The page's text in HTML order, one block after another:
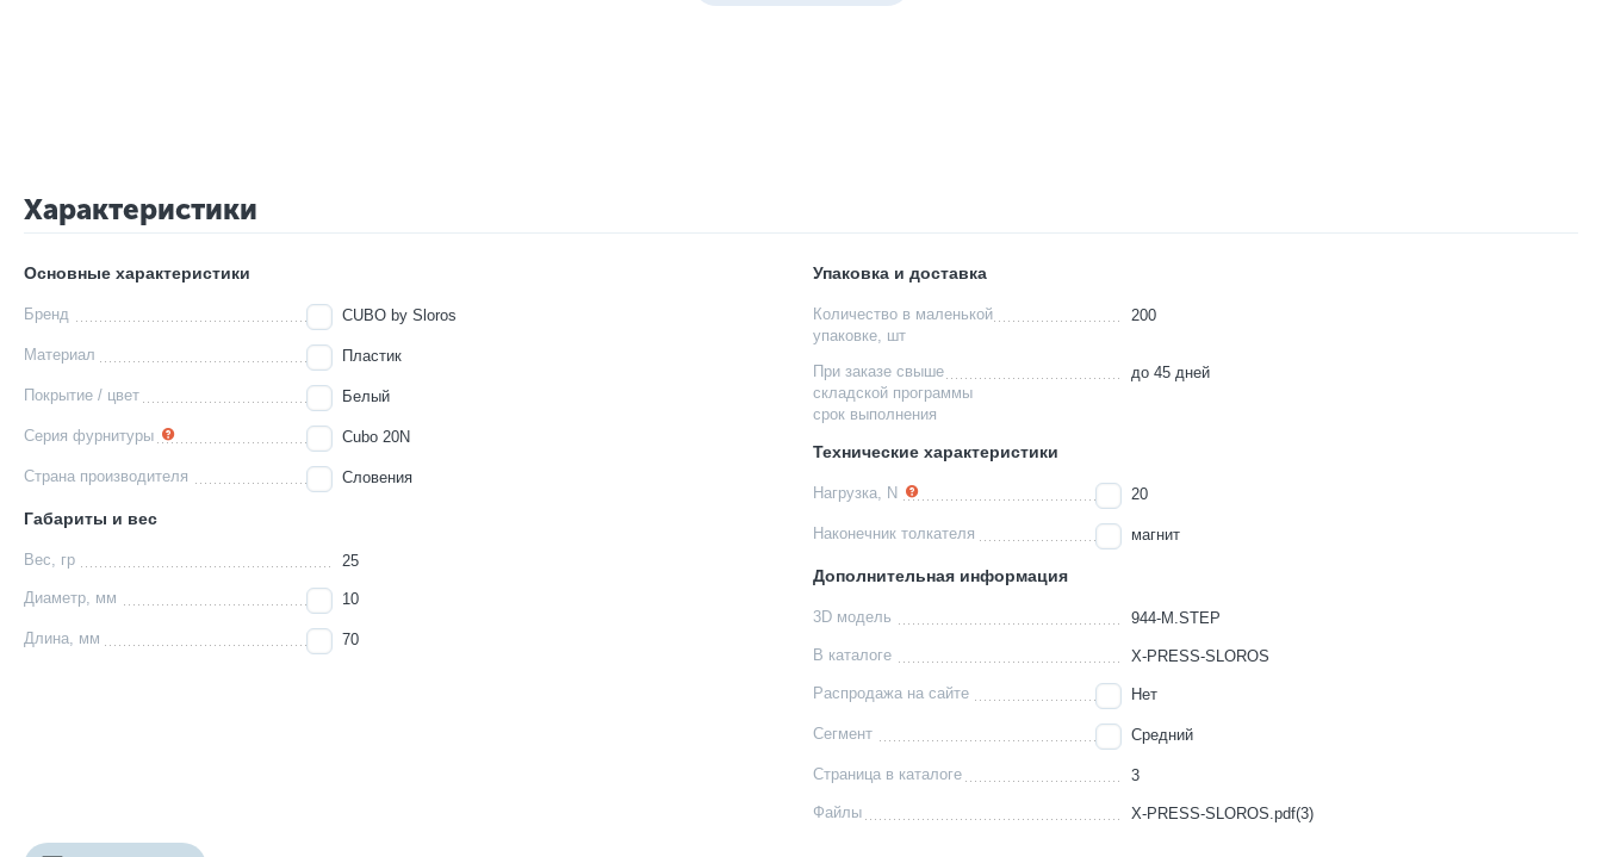
Характеристики
Основные характеристики
Бренд CUBO by Sloros
Материал Пластик
Покрытие / цвет Белый
Серия фурнитуры Cubo 20N
Страна производителя Словения
Габариты и вес
Вес, гр 25
Диаметр, мм 10
Длина, мм 70
Упаковка и доставка
Количество в маленькой
упаковке, шт
200
При заказе свыше
складской программы
срок выполнения
до 45 дней
Технические характеристики
Нагрузка, N 20
Наконечник толкателя магнит
Дополнительная информация
3D модель 944-M.STEP
В каталоге X-PRESS-SLOROS
Распродажа на сайте Нет
Сегмент Средний
Страница в каталоге 3
Файлы X-PRESS-SLOROS.pdf(3)